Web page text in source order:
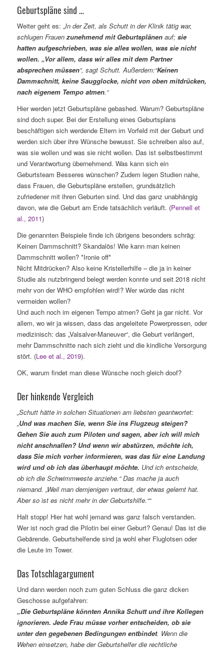
Geburtspläne sind …
Weiter geht es: „In der Zeit, als Schutt in der Klinik tätig war,
schlugen Frauenzunehmend mit Geburtsplänen auf;sie
hatten aufgeschrieben, was sie alles wollen, was sie nicht
wollen. „Vor allem, dass wir alles mit dem Partner
absprechen müssen“, sagt Schutt. Außerdem:“Keinen
Dammschnitt, keine Saugglocke, nicht von oben mitdrücken,
nach eigenem Tempo atmen.“
Hier werden jetzt Geburtspläne gebashed. Warum? Geburtspläne
sind doch super. Bei der Erstellung eines Geburtsplans
beschäftigen sich werdende Eltern im Vorfeld mit der Geburt und
werden sich über ihre Wünsche bewusst. Sie schreiben also auf,
was sie wollen und was sie nicht wollen. Das ist selbstbestimmt
und Verantwortung übernehmend. Was kann sich ein
Geburtsteam Besseres wünschen? Zudem legen Studien nahe,
dass Frauen, die Geburtspläne erstellen, grundsätzlich
zufriedener mit ihren Geburten sind. Und das ganz unabhängig
davon, wie die Geburt am Ende tatsächlich verläuft. (Pennell et
al., 2011)
Die genannten Beispiele finde ich übrigens besonders schräg:
Keinen Dammschnitt? Skandalös! Wie kann man keinen
Dammschnitt wollen? *Ironie off*
Nicht Mitdrücken? Also keine Kristellerhilfe – die ja in keiner
Studie als nutzbringend belegt werden konnte und seit 2018 nicht
mehr von der WHO empfohlen wird!? Wer würde das nicht
vermeiden wollen?
Und auch noch im eigenen Tempo atmen? Geht ja gar nicht. Vor
allem, wo wir ja wissen, dass das angeleitete Powerpressen, oder
medizinisch: das „Valsalver-Maneuver“, die Geburt verlängert,
mehr Dammschnitte nach sich zieht und die kindliche Versorgung
stört. (Lee et al., 2019).
OK, warum findet man diese Wünsche noch gleich doof?
Der hinkende Vergleich
„Schutt hätte in solchen Situationen am liebsten geantwortet:
„Und was machen Sie, wenn Sie ins Flugzeug steigen?
Gehen Sie auch zum Piloten und sagen, aber ich will mich
nicht anschnallen? Und wenn wir abstürzen, möchte ich,
dass Sie mich vorher informieren, was das für eine Landung
wird und ob ich das überhaupt möchte. Und ich entscheide,
ob ich die Schwimmweste anziehe.“ Das mache ja auch
niemand. „Weil man demjenigen vertraut, der etwas gelernt hat.
Aber so ist es nicht mehr in der Geburtshilfe.““
Halt stopp! Hier hat wohl jemand was ganz falsch verstanden.
Wer ist noch grad die Pilotin bei einer Geburt? Genau! Das ist die
Gebärende. Geburtshelfende sind ja wohl eher Fluglotsen oder
die Leute im Tower.
Das Totschlagargument
Und dann werden noch zum guten Schluss die ganz dicken
Geschosse aufgefahren:
„Die Geburtspläne könnten Annika Schutt und ihre Kollegen
ignorieren. Jede Frau müsse vorher entscheiden, ob sie
unter den gegebenen Bedingungen entbindet. Wenn die
Wehen einsetzen, habe der Geburtshelfer die rechtliche